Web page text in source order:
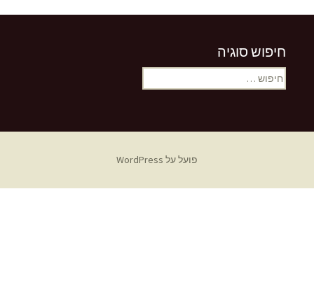
חיפוש סוגיה
חיפוש:
פועל על WordPress